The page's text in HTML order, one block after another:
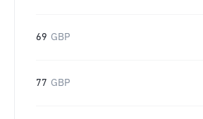
69 GBP
77 GBP